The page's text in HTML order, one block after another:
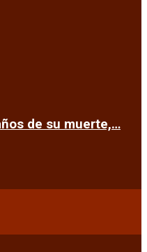
de su muerte,…